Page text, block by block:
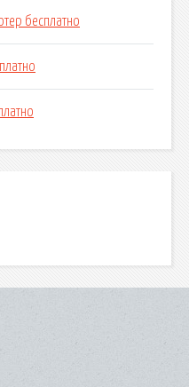
бесплатно